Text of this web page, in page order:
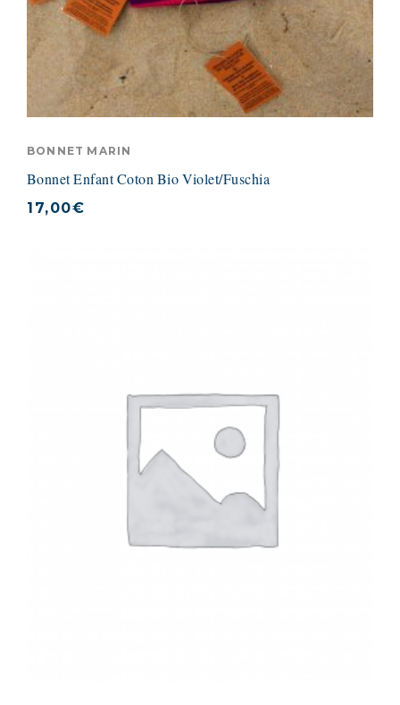
BONNET MARIN
Bonnet Enfant Coton Bio Violet/Fuschia
17,00€